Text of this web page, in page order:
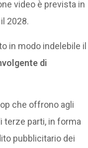
video è prevista in
2028.
in modo indelebile il
di
che offrono agli
terze parti, in forma
pubblicitario dei